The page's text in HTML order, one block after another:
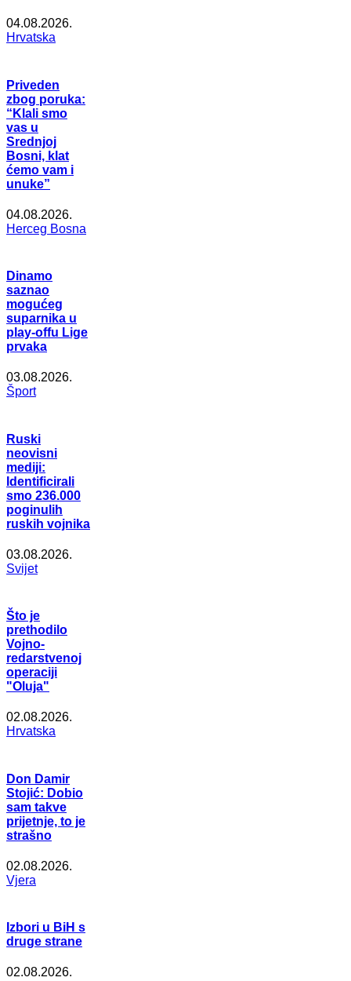
04.08.2026.
Hrvatska
Priveden
zbog poruka:
“Klali smo
vas u
Srednjoj
Bosni, klat
ćemo vam i
unuke”
04.08.2026.
Herceg Bosna
Dinamo
saznao
mogućeg
suparnika u
play-offu Lige
prvaka
03.08.2026.
Šport
Ruski
neovisni
mediji:
Identificirali
smo 236.000
poginulih
ruskih vojnika
03.08.2026.
Svijet
Što je
prethodilo
Vojno-
redarstvenoj
operaciji
"Oluja"
02.08.2026.
Hrvatska
Don Damir
Stojić: Dobio
sam takve
prijetnje, to je
strašno
02.08.2026.
Vjera
Izbori u BiH s
druge strane
02.08.2026.